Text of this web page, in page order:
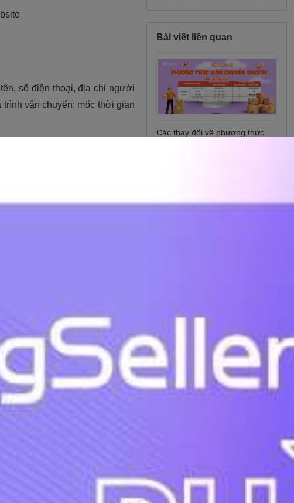
Bài viết liên quan
Các thay đổi về phương thức
Siêu tốc 4 Giờ là gì? Cách tính
tỷ lệ giao hàng trễ kênh Siêu
Tốc